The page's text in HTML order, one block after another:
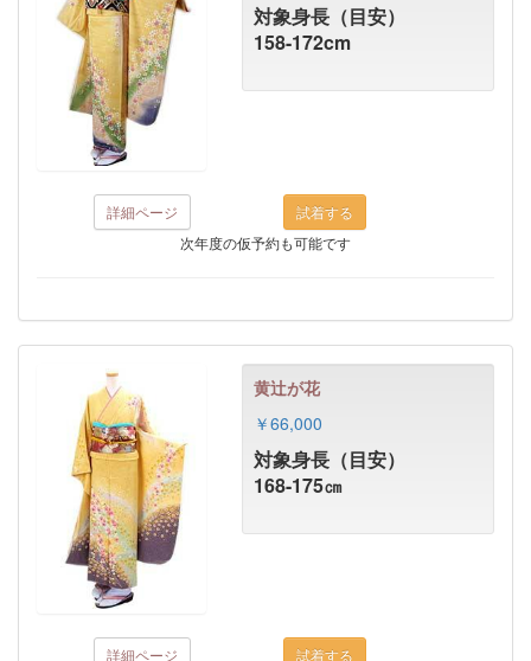
対象身長（目安）
158-172cm
詳細ページ
次年度の仮予約も可能です
黄辻が花
￥66,000
対象身長（目安）
168-175㎝
詳細ページ